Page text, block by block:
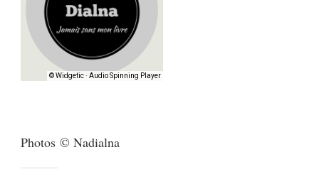
Photos © Nadialna